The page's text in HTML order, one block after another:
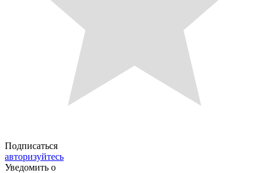
Подписаться
авторизуйтесь
Уведомить о